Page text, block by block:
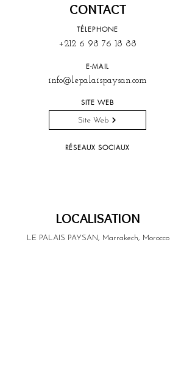
TÉLEPHONE
+212 6 98 76 18 88
E-MAIL
info@lepalaispaysan.com
SITE WEB
Site Web
RÉSEAUX SOCIAUX
CONTACT
LOCALISATION
LE PALAIS PAYSAN, Marrakech, Morocco